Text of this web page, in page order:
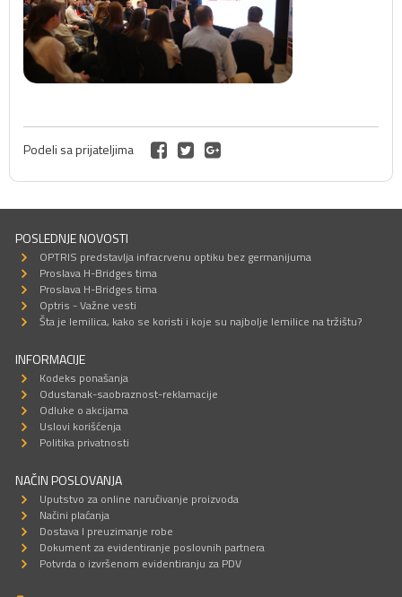
Podeli sa prijateljima
POSLEDNJE NOVOSTI
OPTRIS predstavlja infracrvenu optiku bez germanijuma
Proslava H-Bridges tima
Proslava H-Bridges tima
Optris - Važne vesti
Šta je lemilica, kako se koristi i koje su najbolje lemilice na tržištu?
INFORMACIJE
Kodeks ponašanja
Odustanak-saobraznost-reklamacije
Odluke o akcijama
Uslovi korišćenja
Politika privatnosti
NAČIN POSLOVANJA
Uputstvo za online naručivanje proizvoda
Načini plaćanja
Dostava I preuzimanje robe
Dokument za evidentiranje poslovnih partnera
Potvrda o izvršenom evidentiranju za PDV